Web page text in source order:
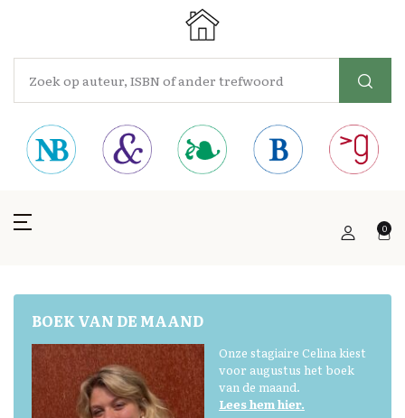
0
BOEK VAN DE MAAND
Onze stagiaire Celina kiest
voor augustus het boek
van de maand.
Lees hem hier.